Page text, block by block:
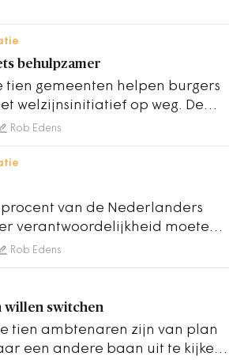
behulpzamer
tien gemeenten helpen burgers
welzijnsinitiatief op weg. De
helpen niet, of reageren…
Rob Edens
procent van de Nederlanders
verantwoordelijkheid moeten
dat percentage gegroeid naar
Rob Edens
willen switchen
tien ambtenaren zijn van plan
een andere baan uit te kijken.